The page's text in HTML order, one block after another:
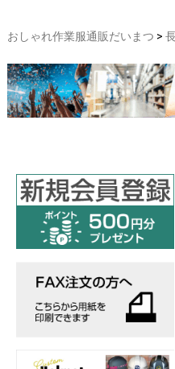
おしゃれ作業服通販だいまつ >